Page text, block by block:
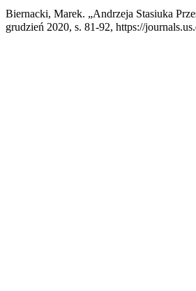
Biernacki, Marek. „Andrzeja Stasiuka
grudzień 2020, s. 81-92, https://